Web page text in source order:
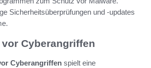
Sicherheitsüberprüfungen und -updates
Cyberangriffen
Cyberangriffen spielt eine